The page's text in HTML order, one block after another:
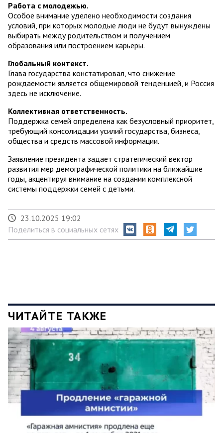
Работа с молодежью.
Особое внимание уделено необходимости создания
условий, при которых молодые люди не будут вынуждены
выбирать между родительством и получением
образования или построением карьеры.
Глобальный контекст.
Глава государства констатировал, что снижение
рождаемости является общемировой тенденцией, и Россия
здесь не исключение.
Коллективная ответственность.
Поддержка семей определена как безусловный приоритет,
требующий консолидации усилий государства, бизнеса,
общества и средств массовой информации.
Заявление президента задает стратегический вектор
развития мер демографической политики на ближайшие
годы, акцентируя внимание на создании комплексной
системы поддержки семей с детьми.
23.10.2025 19:02
Поделиться в социальных сетях
ЧИТАЙТЕ ТАКЖЕ